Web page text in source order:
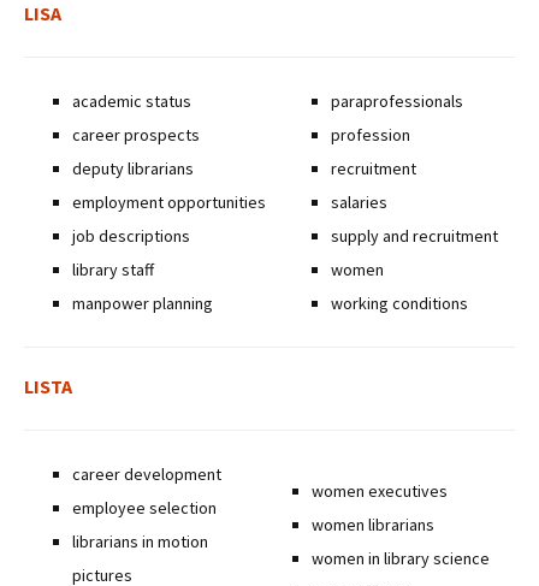
LISA
academic status
career prospects
deputy librarians
employment opportunities
job descriptions
library staff
manpower planning
paraprofessionals
profession
recruitment
salaries
supply and recruitment
women
working conditions
LISTA
career development
employee selection
librarians in motion
pictures
women executives
women librarians
women in library science